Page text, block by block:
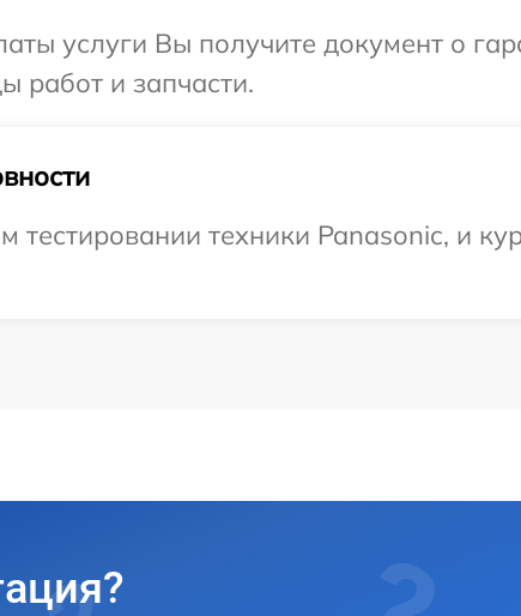
услуги Вы получите документ о
работ и запчасти.
техники Panasonic, и